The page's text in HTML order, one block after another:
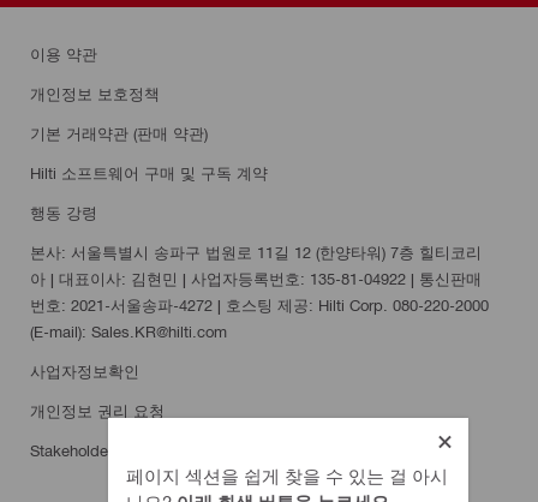
페이지 섹션을 쉽게 찾을 수 있는 걸 아시
이용 약관
개인정보 보호정책
기본 거래약관 (판매 약관)
Hilti 소프트웨어 구매 및 구독 계약
행동 강령
본사: 서울특별시 송파구 법원로 11길 12 (한양타워) 7층 힐티코리
아 | 대표이사: 김현민 | 사업자등록번호: 135-81-04922 | 통신판매
번호: 2021-서울송파-4272 | 호스팅 제공: Hilti Corp. 080-220-2000
(E-mail): Sales.KR@hilti.com
사업자정보확인
개인정보 권리 요청
Stakeholder SpeakUp